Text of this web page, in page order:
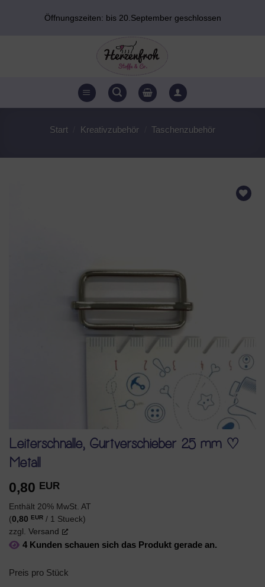
Öffnungszeiten: bis 20.September geschlossen
Start Kreativzubehör Taschenzubehör
Leiterschnalle, Gurtverschieber 25 mm ♡
Metall
0,80 EUR
Enthält 20% MwSt. AT
(0,80 EUR / 1 Stueck)
zzgl. Versand
4 Kunden schauen sich das Produkt gerade an.
Preis pro Stück